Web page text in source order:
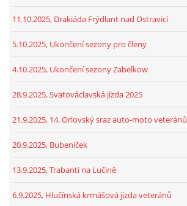
11.10.2025, Drakiáda Frýdlant nad Ostravicí
5.10.2025, Ukončení sezony pro členy
4.10.2025, Ukončení sezony Zabelkow
28.9.2025, Svatováclavská jízda 2025
21.9.2025, 14. Orlovský sraz auto-moto veteránů
20.9.2025, Bubeníček
13.9.2025, Trabanti na Lučině
6.9.2025, Hlučínská krmášová jízda veteránů